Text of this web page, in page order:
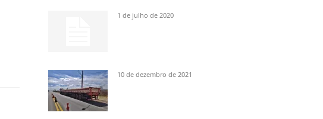
1 de julho de 2020
10 de dezembro de 2021